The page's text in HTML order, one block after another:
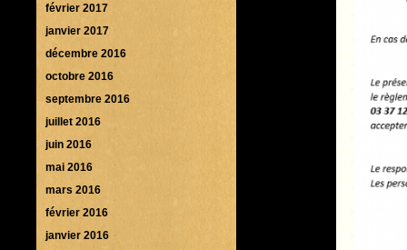
février 2017
janvier 2017
décembre 2016
octobre 2016
septembre 2016
juillet 2016
juin 2016
mai 2016
mars 2016
février 2016
janvier 2016